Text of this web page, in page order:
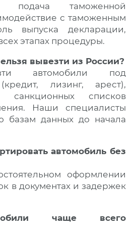
подача таможенной
с таможенным
выпуска декларации,
этапах процедуры.
вывезти из России?
автомобили под
лизинг, арест),
санкционных списков
Наши специалисты
базам данных до начала
автомобиль без
оформлении
в документах и задержек
чаще всего